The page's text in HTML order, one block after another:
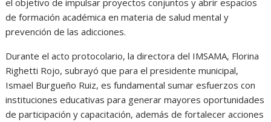
el objetivo de impulsar proyectos conjuntos y abrir espacios
de formación académica en materia de salud mental y
prevención de las adicciones.
Durante el acto protocolario, la directora del IMSAMA, Florina
Righetti Rojo, subrayó que para el presidente municipal,
Ismael Burgueño Ruiz, es fundamental sumar esfuerzos con
instituciones educativas para generar mayores oportunidades
de participación y capacitación, además de fortalecer acciones